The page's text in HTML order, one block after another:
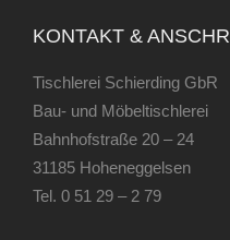
KONTAKT &
Tischlerei Schierding GbR
Bau- und Möbeltischlerei
Bahnhofstraße 20 – 24
31185 Hoheneggelsen
Tel. 0 51 29 – 2 79